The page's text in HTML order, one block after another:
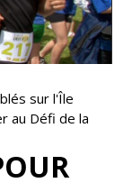
sur l'Île
au Défi de la